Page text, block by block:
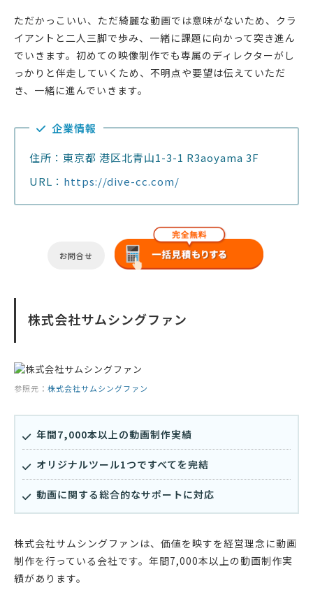
ただかっこいい、ただ綺麗な動画では意味がないため、クラ
イアントと二人三脚で歩み、一緒に課題に向かって突き進ん
でいきます。初めての映像制作でも専属のディレクターがし
っかりと伴走していくため、不明点や要望は伝えていただ
き、一緒に進んでいきます。
企業情報
住所：東京都 港区北青山1-3-1 R3aoyama 3F
URL： https://dive-cc.com/
お問合せ
株式会社サムシングファン
参照元： 株式会社サムシングファン
年間7,000本以上の動画制作実績
オリジナルツール1つですべてを完結
動画に関する総合的なサポートに対応
株式会社サムシングファンは、価値を映すを経営理念に動画
制作を行っている会社です。年間7,000本以上の動画制作実
績があります。